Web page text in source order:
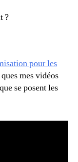
?
pour les
mes vidéos
se posent les